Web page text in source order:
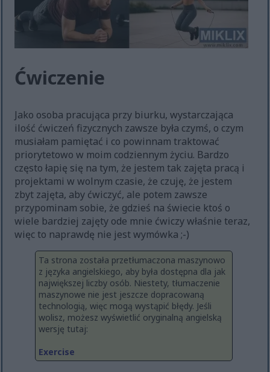
Ćwiczenie
Jako osoba pracująca przy biurku, wystarczająca
ilość ćwiczeń fizycznych zawsze była czymś, o czym
musiałam pamiętać i co powinnam traktować
priorytetowo w moim codziennym życiu. Bardzo
często łapię się na tym, że jestem tak zajęta pracą i
projektami w wolnym czasie, że czuję, że jestem
zbyt zajęta, aby ćwiczyć, ale potem zawsze
przypominam sobie, że gdzieś na świecie ktoś o
wiele bardziej zajęty ode mnie ćwiczy właśnie teraz,
więc to naprawdę nie jest wymówka ;-)
Ta strona została przetłumaczona maszynowo
z języka angielskiego, aby była dostępna dla jak
największej liczby osób. Niestety, tłumaczenie
maszynowe nie jest jeszcze dopracowaną
technologią, więc mogą wystąpić błędy. Jeśli
wolisz, możesz wyświetlić oryginalną angielską
wersję tutaj:
Exercise